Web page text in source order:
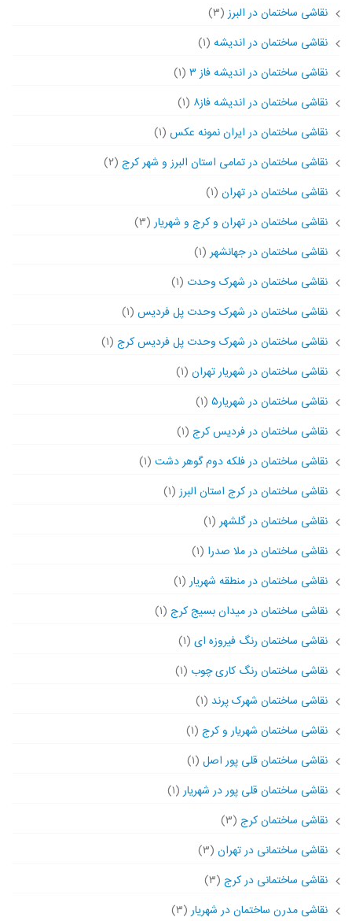
نقاشی ساختمان در البرز(۳)
نقاشی ساختمان در اندیشه (۱)
نقاشی ساختمان در اندیشه فاز ۳
(۱)
نقاشی ساختمان در اندیشه فاز۸ (۱)
نقاشی ساختمان در ایران نمونه عکس (۱)
نقاشی ساختمان در تمامی استان البرز و شهر کرج (۲)
نقاشی ساختمان در تهران (۱)
نقاشی ساختمان در تهران و کرج و شهریار(۳)
نقاشی ساختمان در جهانشهر(۱)
نقاشی ساختمان در شهرک وحدت (۱)
نقاشی ساختمان در شهرک وحدت پل فردیس (۱)
نقاشی ساختمان در شهرک وحدت پل فردیس کرج (۱)
نقاشی ساختمان در شهریار تهران (۱)
نقاشی ساختمان در شهریار۵ (۱)
نقاشی ساختمان در فردیس کرج (۱)
نقاشی ساختمان در فلکه دوم گوهر دشت (۱)
نقاشی ساختمان در کرج استان البرز(۱)
نقاشی ساختمان در گلشهر(۱)
نقاشی ساختمان در ملا صدرا (۱)
نقاشی ساختمان در منطقه شهریار(۱)
نقاشی ساختمان در میدان بسیج کرج (۱)
نقاشی ساختمان رنگ فیروزه ای (۱)
نقاشی ساختمان رنگ کاری چوب (۱)
نقاشی ساختمان شهرک پرند (۱)
نقاشی ساختمان شهریار و کرج (۱)
نقاشی ساختمان قلی پور اصل (۱)
نقاشی ساختمان قلی پور در شهریار(۱)
نقاشی ساختمان کرج (۳)
نقاشی ساختمانی در تهران (۳)
نقاشی ساختمانی در کرج (۳)
نقاشی مدرن ساختمان در شهریار(۳)